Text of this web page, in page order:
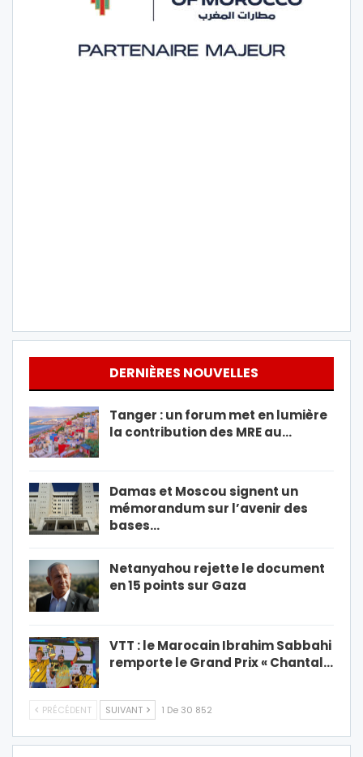
DERNIÈRES NOUVELLES
Tanger : un forum met en lumière
la contribution des MRE au…
Damas et Moscou signent un
mémorandum sur l’avenir des
bases…
Netanyahou rejette le document
en 15 points sur Gaza
VTT : le Marocain Ibrahim Sabbahi
remporte le Grand Prix « Chantal…
PRÉCÉDENT SUIVANT 1 De 30 852